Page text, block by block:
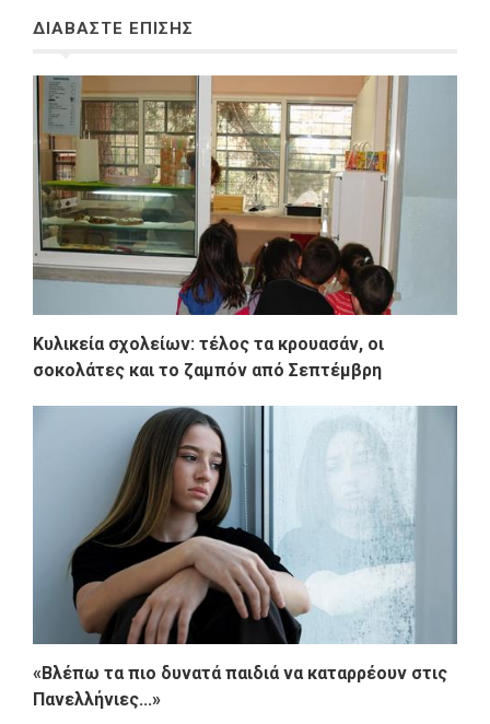
ΔΙΑΒΑΣΤΕ ΕΠΙΣΗΣ
Κυλικεία σχολείων: τέλος τα κρουασάν, οι
σοκολάτες και το ζαμπόν από Σεπτέμβρη
«Βλέπω τα πιο δυνατά παιδιά να καταρρέουν στις
Πανελλήνιες...»